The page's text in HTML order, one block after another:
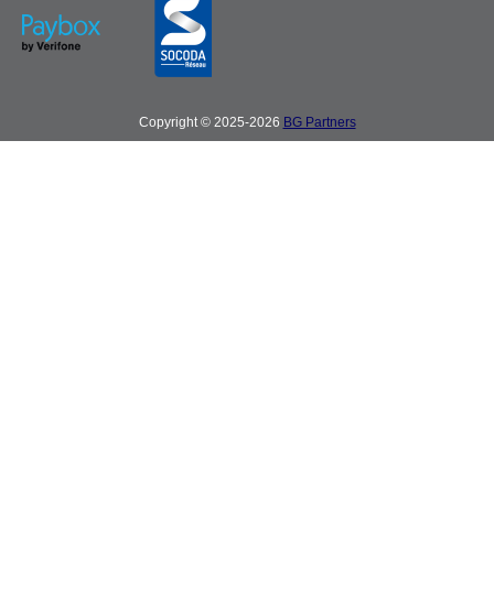
Copyright © 2025-2026 BG Partners